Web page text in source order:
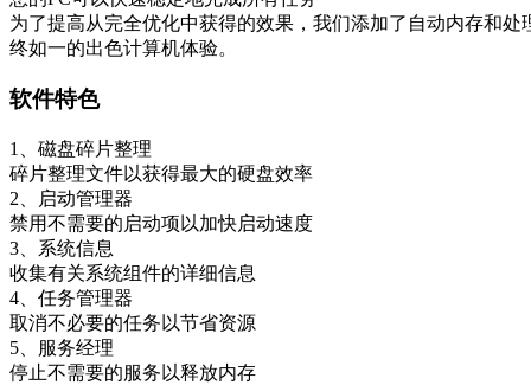
为了提高从完全优化中获得的效果，我们添加了自动内存和
终如一的出色计算机体验。
软件特色
1、磁盘碎片整理
碎片整理文件以获得最大的硬盘效率
2、启动管理器
禁用不需要的启动项以加快启动速度
3、系统信息
收集有关系统组件的详细信息
4、任务管理器
取消不必要的任务以节省资源
5、服务经理
停止不需要的服务以释放内存